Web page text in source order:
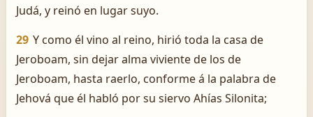
Judá, y reinó en lugar suyo.
29 Y como él vino al reino, hirió toda la casa de
Jeroboam, sin dejar alma viviente de los de
Jeroboam, hasta raerlo, conforme á la palabra de
Jehová que él habló por su siervo Ahías Silonita;